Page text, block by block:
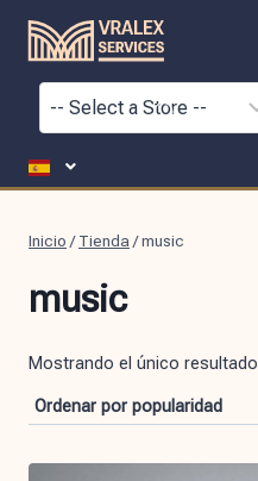
Inicio / Tienda/music
music
Mostrando el único resultado